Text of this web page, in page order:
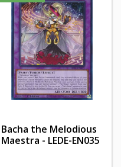
Bacha the Melodious
Maestra - LEDE-EN035